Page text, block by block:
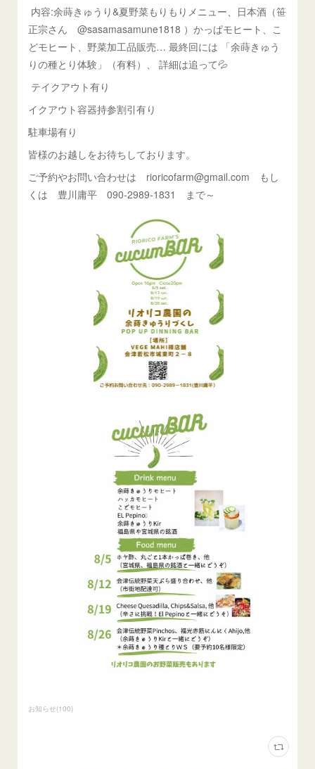
内容:余蒔きゅうり&夏野菜もりもりメニュー、日本酒（笹
正宗さん @sasamasamune1818 ）かっぱモヒート、こ
どモヒート、野菜加工品販売… 最終回には 「余蒔きゅう
りの種とり体験」（有料）、 詳細は追って💦
テイクアウト有り
イクアウト容器持参割引有り
駐車場有り
皆様のお越しをお待ちしております。
ご予約やお問い合わせは rioricofarm@gmail.com もし
くは 豊川庸平 090-2989-1831 まで～
お知らせ(100)